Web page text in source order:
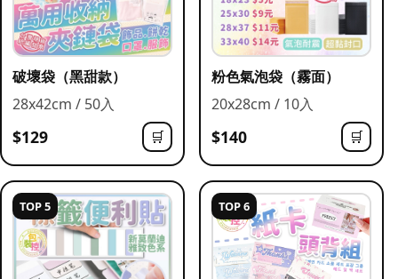
破壞袋（黑甜款）
28x42cm / 50入
$129 🛒
粉色氣泡袋（霧面）
20x28cm / 10入
$140 🛒
TOP 5 TOP 6